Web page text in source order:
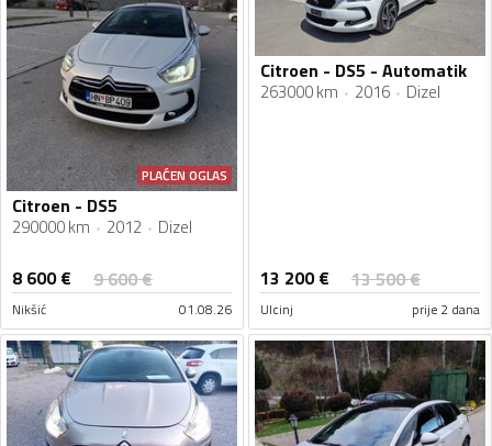
PLAĆEN OGLAS
Citroen - DS5
290000 km 2012 Dizel
8 600€ 9 600€
Nikšić 01.08.26
Citroen - DS5 - Automatik
263000 km 2016 Dizel
13 200€ 13 500€
Ulcinj prije 2 dana